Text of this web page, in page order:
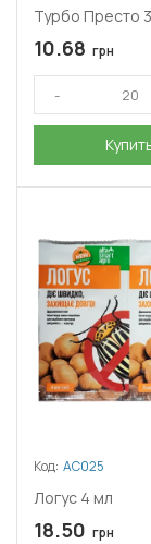
Турбо Престо
10.68 грн
Код: АС025
Логус 4 мл
18.50 грн